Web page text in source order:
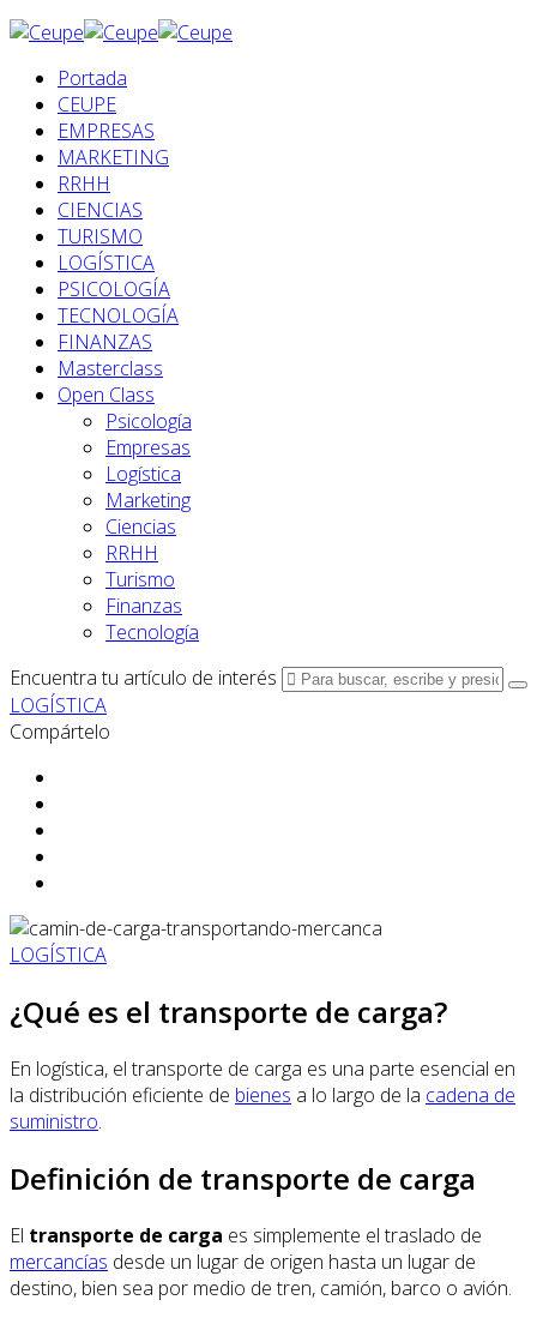
Portada
CEUPE
EMPRESAS
MARKETING
RRHH
CIENCIAS
TURISMO
LOGÍSTICA
PSICOLOGÍA
TECNOLOGÍA
FINANZAS
Masterclass
Open Class
Psicología
Empresas
Logística
Marketing
Ciencias
RRHH
Turismo
Finanzas
Tecnología
Encuentra tu artículo de interés
LOGÍSTICA
Compártelo
LOGÍSTICA
¿Qué es el transporte de carga?
En logística, el transporte de carga es una parte esencial en
la distribución eficiente de bienes a lo largo de la cadena de
suministro.
Definición de transporte de carga
El transporte de carga es simplemente el traslado de
mercancías desde un lugar de origen hasta un lugar de
destino, bien sea por medio de tren, camión, barco o avión.